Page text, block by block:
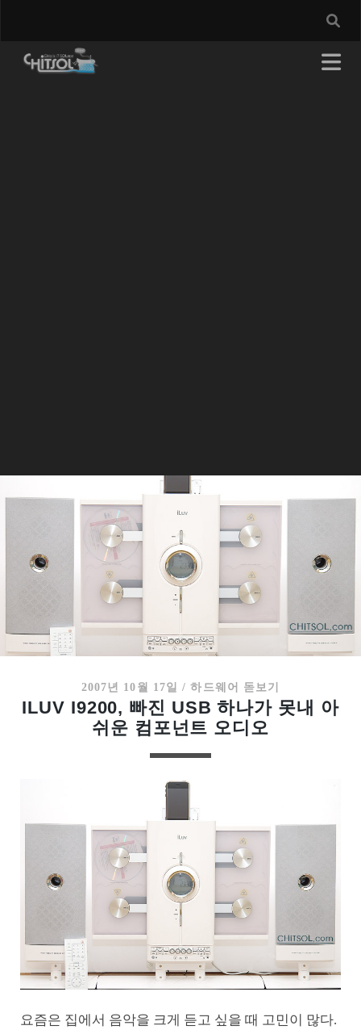
2007년 10월 17일 /하드웨어 돋보기
ILUV I9200, 빠진 USB 하나가 못내 아
쉬운 컴포넌트 오디오
요즘은 집에서 음악을 크게 듣고 싶을 때 고민이 많다.